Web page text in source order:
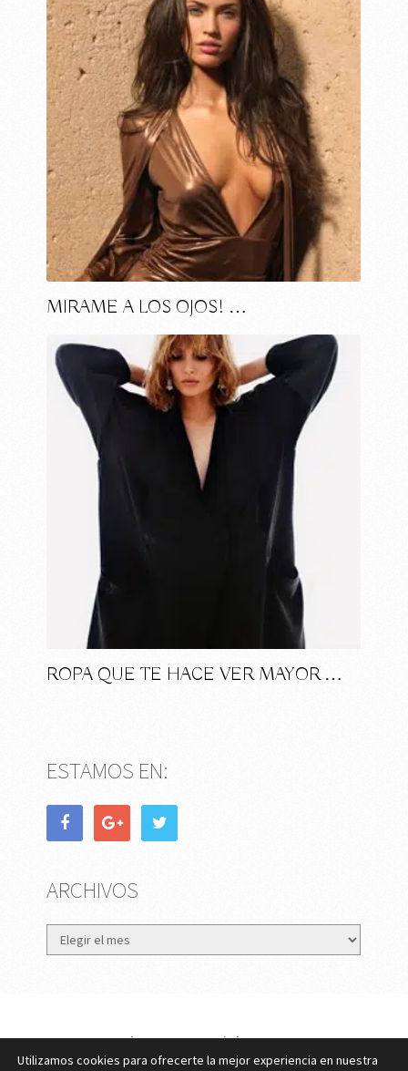
MIRAME A LOS OJOS! …
ROPA QUE TE HACE VER MAYOR …
ESTAMOS EN:
ARCHIVOS
Archivos
eMujer.comCopyright © 2026.
Contactar||Datos Legales y PrivacidadyPolítica de
Utilizamos cookies para ofrecerte la mejor experiencia en nuestra